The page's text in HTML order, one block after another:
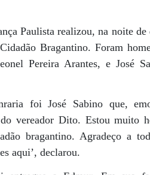
Paulista realizou, na noite de
Bragantino. Foram
Pereira Arantes, e José
foi José Sabino que,
vereador Dito. Estou muito
bragantino. Agradeço a
aqui’, declarou.